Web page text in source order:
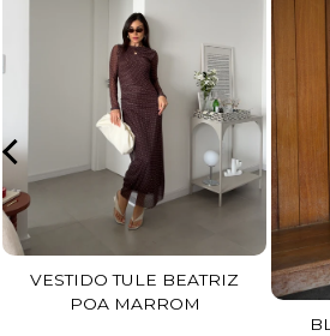
VESTIDO TULE BEATRIZ
POA MARROM